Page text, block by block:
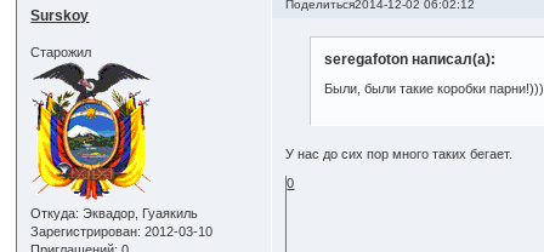
Поделиться2014-12-02 06:02:12
Surskoy
Старожил
Откуда: Эквадор, Гуаякиль
Зарегистрирован: 2012-03-10
seregafoton написал(а):
Были, были такие коробки
У нас до сих пор много таких бегает.
0